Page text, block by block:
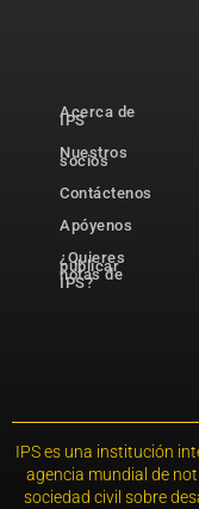
Acerca de
IPS
Nuestros
socios
Contáctenos
Apóyenos
¿Quieres
publicar
notas de
IPS?
IPS es una institución
agencia mundial de
sociedad civil sobre